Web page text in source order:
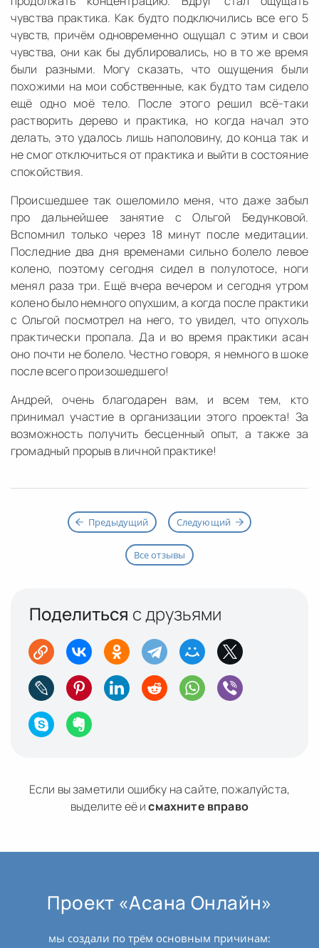
чувства практика. Как будто подключились все его 5
чувств, причём одновременно ощущал с этим и свои
чувства, они как бы дублировались, но в то же время
были разными. Могу сказать, что ощущения были
похожими на мои собственные, как будто там сидело
ещё одно моё тело. После этого решил всё-таки
растворить дерево и практика, но когда начал это
делать, это удалось лишь наполовину, до конца так и
не смог отключиться от практика и выйти в состояние
спокойствия.
Происшедшее так ошеломило меня, что даже забыл
про дальнейшее занятие с Ольгой Бедунковой.
Вспомнил только через 18 минут после медитации.
Последние два дня временами сильно болело левое
колено, поэтому сегодня сидел в полулотосе, ноги
менял раза три. Ещё вчера вечером и сегодня утром
колено было немного опухшим, а когда после практики
с Ольгой посмотрел на него, то увидел, что опухоль
практически пропала. Да и во время практики асан
оно почти не болело. Честно говоря, я немного в шоке
после всего произошедшего!
Андрей, очень благодарен вам, и всем тем, кто
принимал участие в организации этого проекта! За
возможность получить бесценный опыт, а также за
громадный прорыв в личной практике!
Предыдущий Следующий
Все отзывы
Поделиться с друзьями
Если вы заметили ошибку на сайте, пожалуйста,
выделите её исмахните вправо
Проект «Асана Онлайн»
мы создали по трём основным причинам: